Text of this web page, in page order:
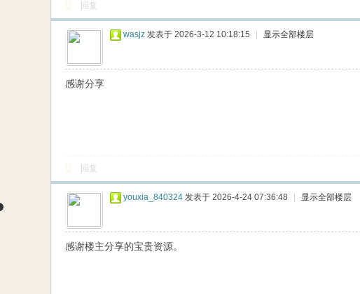
回复
wasjz 发表于 2026-3-12 10:18:15 显示全部楼层
感谢分享
回复
youxia_840324 发表于 2026-4-24 07:36:48 显示全部楼层
感谢楼主分享的宝贵资源。